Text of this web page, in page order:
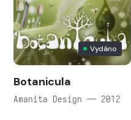
Vydáno
Botanicula
Amanita Design — 2012